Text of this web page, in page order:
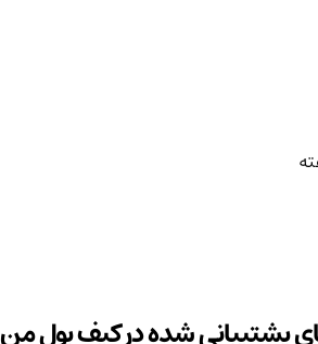
پشتیبانی شده در کیف پول من